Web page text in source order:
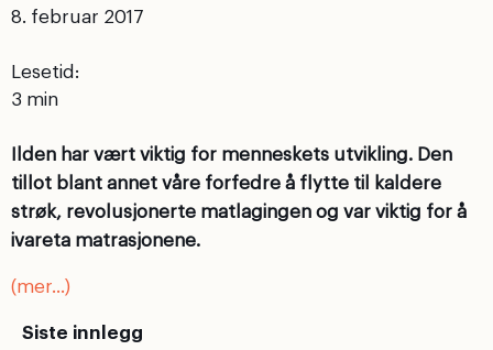
8. februar 2017
Lesetid:
Ilden har vært viktig for menneskets utvikling. Den
tillot blant annet våre forfedre å flytte til kaldere
strøk, revolusjonerte matlagingen og var viktig for å
ivareta matrasjonene.
(mer…)
Siste innlegg